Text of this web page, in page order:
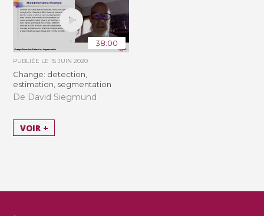
38:00
PUBLIÉE LE15 JUIN 2020
Change: detection,
estimation, segmentation
De David Siegmund
VOIR +